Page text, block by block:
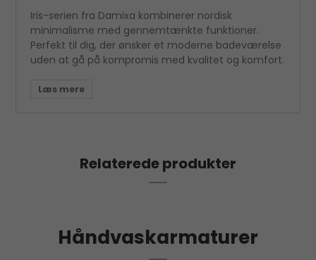
Iris-serien fra Damixa kombinerer nordisk
minimalisme med gennemtænkte funktioner.
Perfekt til dig, der ønsker et moderne badeværelse
uden at gå på kompromis med kvalitet og komfort.
Relaterede produkter
Håndvaskarmaturer